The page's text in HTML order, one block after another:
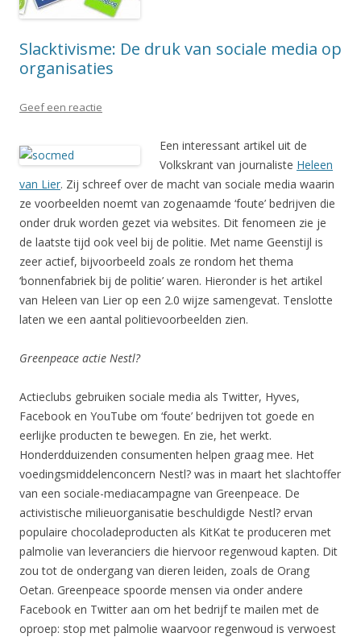
Slacktivisme: De druk van sociale media op
organisaties
Geef een reactie
Een interessant artikel uit de
Volkskrant van journaliste Heleen
van Lier. Zij schreef over de macht van sociale media waarin
ze voorbeelden noemt van zogenaamde ‘foute’ bedrijven die
onder druk worden gezet via websites. Dit fenomeen zie je
de laatste tijd ook veel bij de politie. Met name Geenstijl is
zeer actief, bijvoorbeeld zoals ze rondom het thema
‘bonnenfabriek bij de politie’ waren. Hieronder is het artikel
van Heleen van Lier op een 2.0 wijze samengevat. Tenslotte
laten we een aantal politievoorbeelden zien.
Greenpeace actie Nestl?
Actieclubs gebruiken sociale media als Twitter, Hyves,
Facebook en YouTube om ‘foute’ bedrijven tot goede en
eerlijke producten te bewegen. En zie, het werkt.
Honderdduizenden consumenten helpen graag mee. Het
voedingsmiddelenconcern Nestl? was in maart het slachtoffer
van een sociale-mediacampagne van Greenpeace. De
activistische milieuorganisatie beschuldigde Nestl? ervan
populaire chocoladeproducten als KitKat te produceren met
palmolie van leveranciers die hiervoor regenwoud kapten. Dit
zou tot de ondergang van dieren leiden, zoals de Orang
Oetan. Greenpeace spoorde mensen via onder andere
Facebook en Twitter aan om het bedrijf te mailen met de
oproep: stop met palmolie waarvoor regenwoud is verwoest